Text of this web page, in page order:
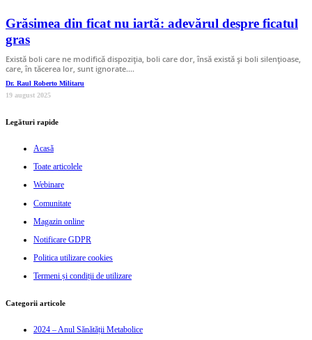
Grăsimea din ficat nu iartă: adevărul despre ficatul
gras
Există boli care ne modifică dispoziția, boli care dor, însă există și boli silențioase,
care, în tăcerea lor, sunt ignorate.…
Dr. Raul Roberto Militaru
19 august 2025
Legături rapide
Acasă
Toate articolele
Webinare
Comunitate
Magazin online
Notificare GDPR
Politica utilizare cookies
Termeni și condiții de utilizare
Categorii articole
2024 – Anul Sănătății Metabolice